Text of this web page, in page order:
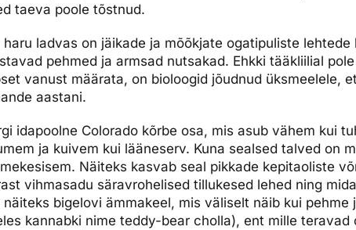
taeva poole tõstnud.
haru ladvas on jäikade ja mõõkjate ogatipuliste
pehmed ja armsad nutsakad. Ehkki tääkliilial
vanust määrata, on bioloogid jõudnud üksmeelele,
aastani.
idapoolne Colorado kõrbe osa, mis asub vähem kui
ja kuivem kui lääneserv. Kuna sealsed talved on
Näiteks kasvab seal pikkade kepitaoliste
vihmasadu säravrohelised tillukesed lehed ning
näiteks bigelovi ämmakeel, mis väliselt näib kui
kannabki nime teddy-bear cholla), ent mille